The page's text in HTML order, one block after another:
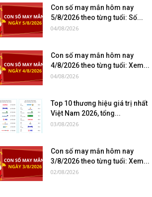
Con số may mắn hôm nay
5/8/2026 theo từng tuổi: Số...
04/08/2026
Con số may mắn hôm nay
4/8/2026 theo từng tuổi: Xem...
04/08/2026
Top 10 thương hiệu giá trị nhất
Việt Nam 2026, tổng...
03/08/2026
Con số may mắn hôm nay
3/8/2026 theo từng tuổi: Xem...
02/08/2026